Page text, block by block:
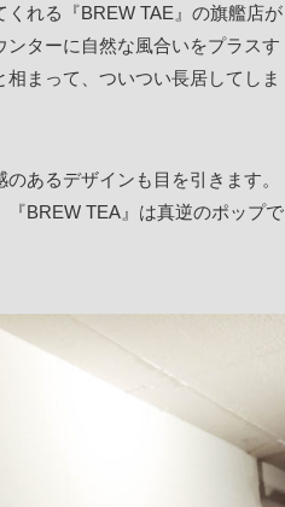
れる『BREW TAE』の旗艦店が
ターに自然な風合いをプラスす
まって、ついつい長居してしま
あるデザインも目を引きます。
BREW TEA』は真逆のポップで